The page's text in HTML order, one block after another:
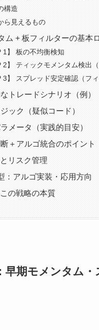
構造
ら見えるもの
ム + 板フィルターの基本
1】 板の不均衡検知
2】 ティックモメンタム検出
3】 スプレッド安定確認（フィ
トレードシナリオ（例）
ック（疑似コード）
メータ（実践的目安）
＋アルゴ統合のポイント
リスク管理
：アルゴ実装・応用方向
の戦略の本質
早期モメンタム